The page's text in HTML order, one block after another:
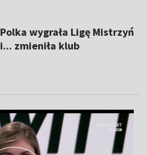
Polka wygrała Ligę Mistrzyń
i... zmieniła klub